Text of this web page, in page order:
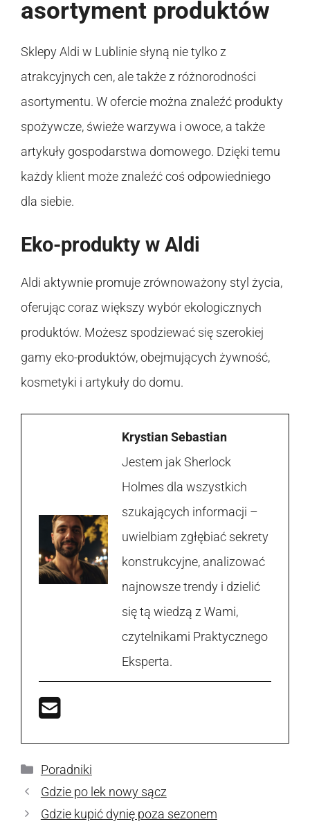
asortyment produktów
Sklepy Aldi w Lublinie słyną nie tylko z
atrakcyjnych cen, ale także z różnorodności
asortymentu. W ofercie można znaleźć produkty
spożywcze, świeże warzywa i owoce, a także
artykuły gospodarstwa domowego. Dzięki temu
każdy klient może znaleźć coś odpowiedniego
dla siebie.
Eko-produkty w Aldi
Aldi aktywnie promuje zrównoważony styl życia,
oferując coraz większy wybór ekologicznych
produktów. Możesz spodziewać się szerokiej
gamy eko-produktów, obejmujących żywność,
kosmetyki i artykuły do domu.
Krystian Sebastian
Jestem jak Sherlock
Holmes dla wszystkich
szukających informacji –
uwielbiam zgłębiać sekrety
konstrukcyjne, analizować
najnowsze trendy i dzielić
się tą wiedzą z Wami,
czytelnikami Praktycznego
Eksperta.
Kategorie
Poradniki
Gdzie po lek nowy sącz
Gdzie kupić dynię poza sezonem